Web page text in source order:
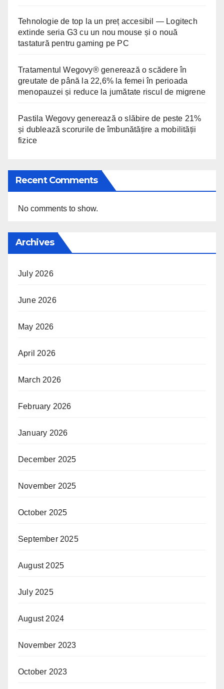
Tehnologie de top la un preț accesibil — Logitech
extinde seria G3 cu un nou mouse și o nouă
tastatură pentru gaming pe PC
Tratamentul Wegovy® generează o scădere în
greutate de până la 22,6% la femei în perioada
menopauzei și reduce la jumătate riscul de migrene
Pastila Wegovy generează o slăbire de peste 21%
și dublează scorurile de îmbunătățire a mobilității
fizice
Recent Comments
No comments to show.
Archives
July 2026
June 2026
May 2026
April 2026
March 2026
February 2026
January 2026
December 2025
November 2025
October 2025
September 2025
August 2025
July 2025
August 2024
November 2023
October 2023